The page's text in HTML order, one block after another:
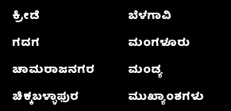
ಕ್ರೀಡೆ
ಗದಗ
ಚಾಮರಾಜನಗರ
ಚಿಕ್ಕಬಳ್ಳಾಫುರ
ಬೆಳಗಾವಿ
ಮಂಗಳೂರು
ಮಂಡ್ಯ
ಮುಖ್ಯಾಂಶಗಳು